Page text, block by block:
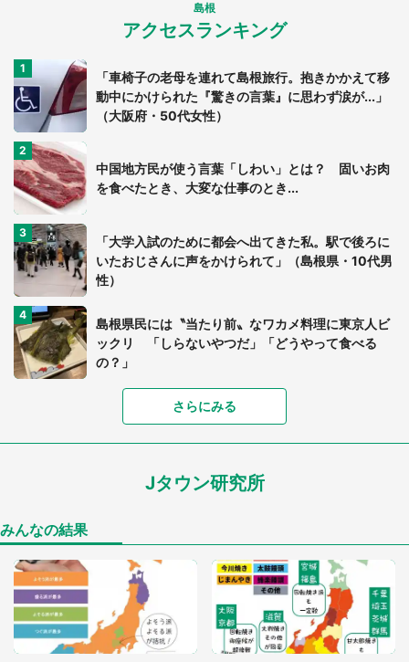
島根
アクセスランキング
「車椅子の老母を連れて島根旅行。抱きかかえて移
動中にかけられた『驚きの言葉』に思わず涙が...」
（大阪府・50代女性）
中国地方民が使う言葉「しわい」とは？ 固いお肉
を食べたとき、大変な仕事のとき...
「大学入試のために都会へ出てきた私。駅で後ろに
いたおじさんに声をかけられて」（島根県・10代男
性）
島根県民には〝当たり前〟なワカメ料理に東京人ビ
ックリ 「しらないやつだ」「どうやって食べる
の？」
島根県津和野町は、なぜ「山口県」と勘違いされる
「ながまる」←どんな動作を指しているか、分かり
殺気を感じる... 「鳥取砂丘コナン空港」で人々を
狙う「犯人」目撃される
さらにみる
Jタウン研究所
みんなの結果